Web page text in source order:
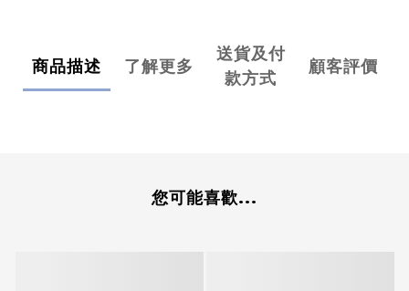
商品描述 了解更多
送貨及付
款方式
顧客評價
您可能喜歡...